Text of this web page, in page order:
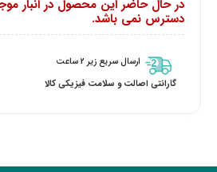
در حال حاضر این محصول در انبار
دسترس نمی باشد.
ارسال سریع زیر 2 ساعت
گارانتی اصالت و سلامت فیزیکی کالا